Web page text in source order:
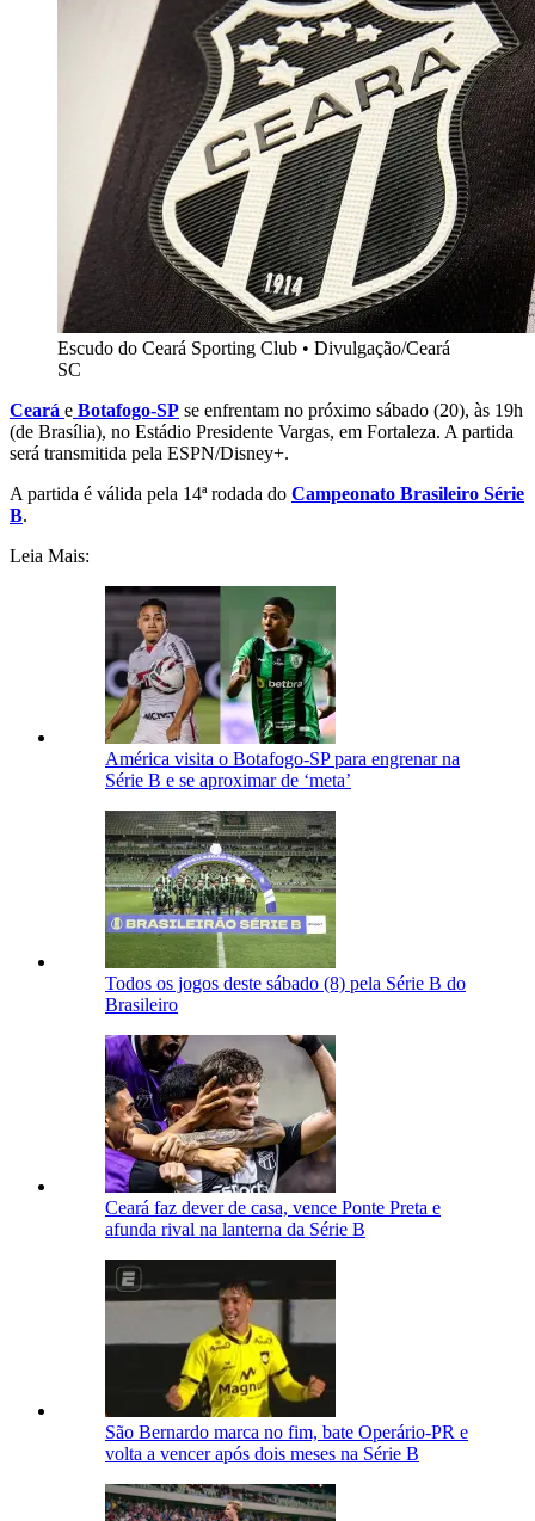
Escudo do Ceará Sporting Club • Divulgação/Ceará
SC
Ceará e Botafogo-SP se enfrentam no próximo sábado (20), às 19h
(de Brasília), no Estádio Presidente Vargas, em Fortaleza. A partida
será transmitida pela ESPN/Disney+.
A partida é válida pela 14ª rodada do Campeonato Brasileiro Série
B.
Leia Mais:
América visita o Botafogo-SP para engrenar na
Série B e se aproximar de ‘meta’
Todos os jogos deste sábado (8) pela Série B do
Brasileiro
Ceará faz dever de casa, vence Ponte Preta e
afunda rival na lanterna da Série B
São Bernardo marca no fim, bate Operário-PR e
volta a vencer após dois meses na Série B